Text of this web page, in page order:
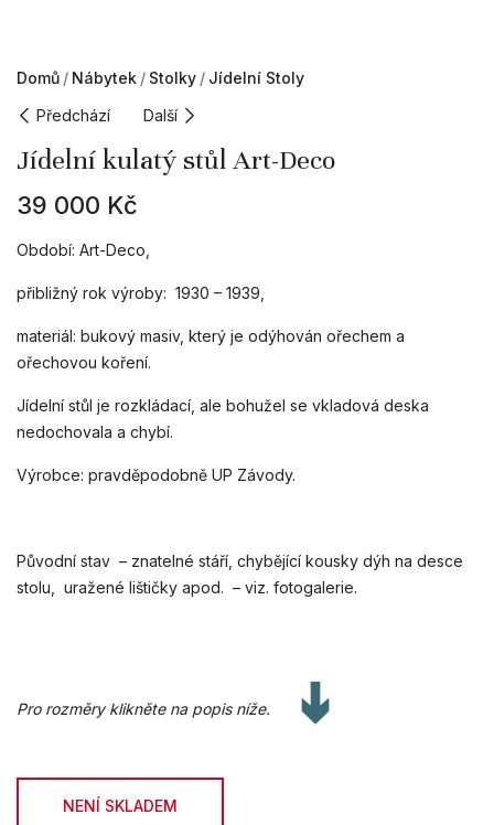
Domů Nábytek Stolky
Jídelní Stoly
Předchází
Další
Jídelní kulatý stůl Art-Deco
39 000 Kč
Období: Art-Deco,
přibližný rok výroby: 1930 – 1939,
materiál: bukový masiv, který je odýhován ořechem a
ořechovou koření.
Jídelní stůl je rozkládací, ale bohužel se vkladová deska
nedochovala a chybí.
Výrobce: pravděpodobně UP Závody.
Původní stav – znatelné stáří, chybějící kousky dýh na desce
stolu, uražené lištičky apod. – viz. fotogalerie.
Pro rozměry klikněte na popis níže.
NENÍ SKLADEM